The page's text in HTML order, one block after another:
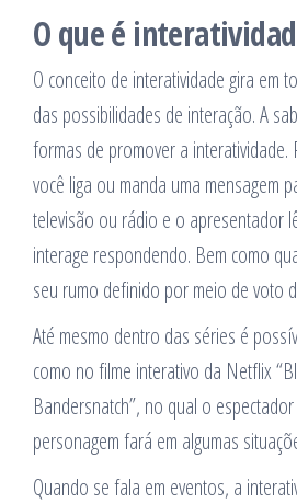
O que é
O conceito de interatividade gira em
das possibilidades de interação. A
formas de promover a
você liga ou manda uma mensagem
televisão ou rádio e o apresentador
interage respondendo. Bem como
seu rumo definido por meio de voto
Até mesmo dentro das séries é
como no filme interativo da Netflix
Bandersnatch”, no qual o
personagem fará em algumas
Quando se fala em eventos, a